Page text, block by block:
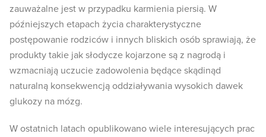
zauważalne jest w przypadku karmienia piersią. W
późniejszych etapach życia charakterystyczne
postępowanie rodziców i innych bliskich osób sprawiają, że
produkty takie jak słodycze kojarzone są z nagrodą i
wzmacniają uczucie zadowolenia będące skądinąd
naturalną konsekwencją oddziaływania wysokich dawek
glukozy na mózg.
W ostatnich latach opublikowano wiele interesujących prac